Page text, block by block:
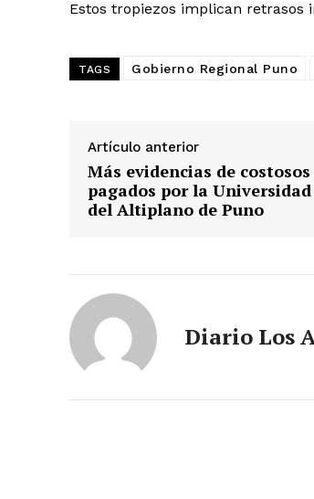
Estos tropiezos implican retrasos
TAGS Gobierno Regional Puno
Artículo anterior
Más evidencias de
pagados por la
del Altiplano de Puno
Diario Los